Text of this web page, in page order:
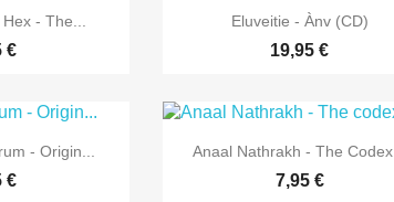
- The...
€
 Vorschau
Eluveitie - Ànv (CD)
19,95 €
- Origin...
€
 Vorschau
Anaal Nathrakh - The
7,95 €